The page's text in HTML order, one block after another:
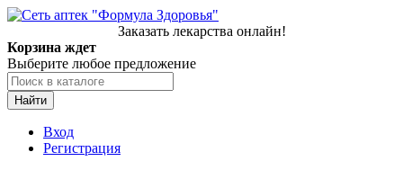
Заказать лекарства онлайн!
Корзина ждет
Выберите любое предложение
Найти
Вход
Регистрация